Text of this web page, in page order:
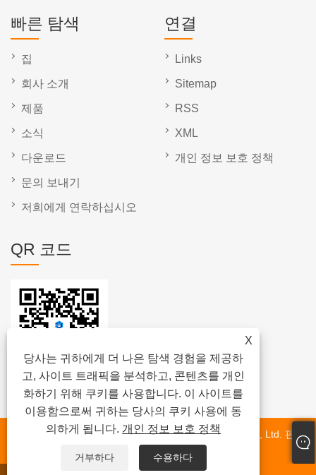
X
당사는 귀하에게 더 나은 탐색 경험을 제공하
고, 사이트 트래픽을 분석하고, 콘텐츠를 개인
화하기 위해 쿠키를 사용합니다. 이 사이트를
이용함으로써 귀하는 당사의 쿠키 사용에 동
의하게 됩니다. 개인 정보 보호 정책
거부하다 수용하다
빠른 탐색
집
회사 소개
제품
소식
다운로드
문의 보내기
저희에게 연락하십시오
연결
Links
Sitemap
RSS
XML
개인 정보 보호 정책
QR 코드
저작권 © 2024 Fujian Quanzhou Hongjia Machinery Co., Ltd. 판권